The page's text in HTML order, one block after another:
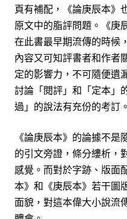
頁有補配，《論庚辰本》
原文中的脂評問題。《庚
在此書最早期流傳的時候
內容又可知評書者和作者
定的影響力，不可隨便遺
討論「閱評」和「定本」
過」的說法有充份的考訂。
《論庚辰本》的論據不
的引文旁證，條分縷析，
感覺。而對於字跡、版面
本》和《庚辰本》若干圖
面貌，對這本偉大小說流